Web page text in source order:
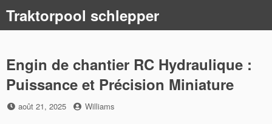
content
Traktorpool schlepper
Engin de chantier RC Hydraulique :
Puissance et Précision Miniature
Posted
août 21, 2025 by
Williams